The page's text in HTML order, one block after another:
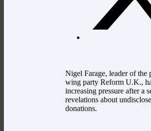
Nigel Farage, leader of the
wing party Reform U.K.,
increasing pressure after a
revelations about
donations.